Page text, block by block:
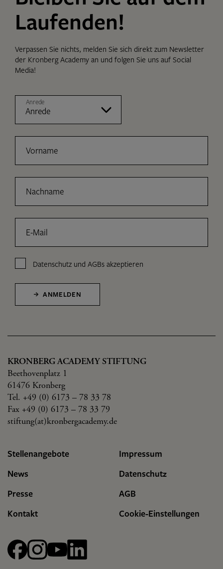
Laufenden!
Verpassen Sie nichts, melden Sie sich direkt zum Newsletter
der Kronberg Academy an und folgen Sie uns auf Social
Media!
Anrede
Vorname
Nachname
E-Mail
Datenschutz undAGBs akzeptieren
ANMELDEN
KRONBERG ACADEMY STIFTUNG
Beethovenplatz 1
61476 Kronberg
Tel. +49 (0) 6173 – 78 33 78
Fax +49 (0) 6173 – 78 33 79
stiftung(at)kronbergacademy.de
Stellenangebote
News
Presse
Kontakt
Impressum
Datenschutz
AGB
Cookie-Einstellungen
FacebookInstagramYouTubelinkedin